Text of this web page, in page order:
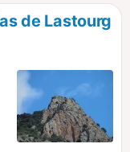
partie et de
en
de Lastourg